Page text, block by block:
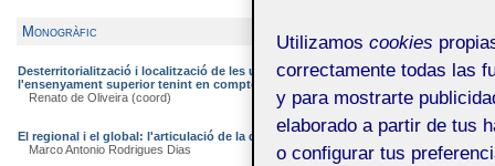
Monogràfic
Desterritorialització i localització de les universitats. A la recerca d'un marc
l'ensenyament superior tenint en compte el desenvolupament regional
Renato de Oliveira (coord)
El regional i el global: l'articulació de la diversitat de funcions de l'ensenyament
Marco Antonio Rodrigues Dias
Utilizamos cookies
correctamente todas las
y para mostrarte
elaborado a partir de tus
o configurar tus